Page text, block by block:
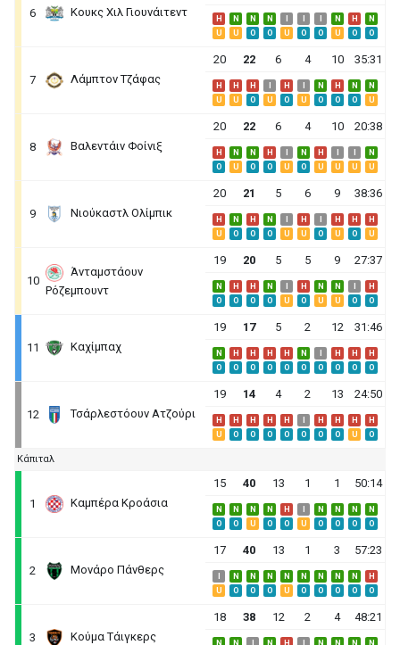
6 Κουκς Χιλ Γιουνάιτεντ H N N N N H
N
U
U O O U O O U O O
7 Λάμπτον Τζάφας
20 22 6 4 10 35:31
H H H H N H N
N
U
U O U O U O O O U
8 Βαλεντάιν Φοίνιξ
20 22 6 4 10 20:38
H N N H N H
N
O
U O O U O U U U U
9 Νιούκαστλ Ολίμπικ
20 21 5 6 9 38:36
H N H N H H H
H
U
O O O U U O U O U
10
Άνταμστάουν
Ρόζεμπουντ
19 20 5 5 9 27:37
N H H N H N N
H
O
O O O U O U U O O
11 Καχίμπαχ
19 17 5 2 12 31:46
N H H H H N H H
H
O
O O O O O O O O O
12 Τσάρλεστόουν Ατζούρι
19 14 4 2 13 24:50
H H H H H H H H
H
U
O O O O O O O U O
Κάπιταλ
1 Καμπέρα Κροάσια
15 40 13 1 1 50:14
N N N N H N N N
N
O
O U O O U O O O O
2 Μονάρο Πάνθερς
17 40 13 1 3 57:23
N N N N N N N N
H
U
O O O U O O O O O
3 Κούμα Τάιγκερς
18 38 12 2 4 48:21
N N N H N N N
N